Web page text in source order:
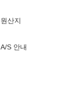
원산지
A/S 안내